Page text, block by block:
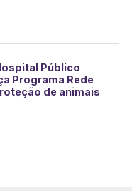
Público
Programa Rede
de animais